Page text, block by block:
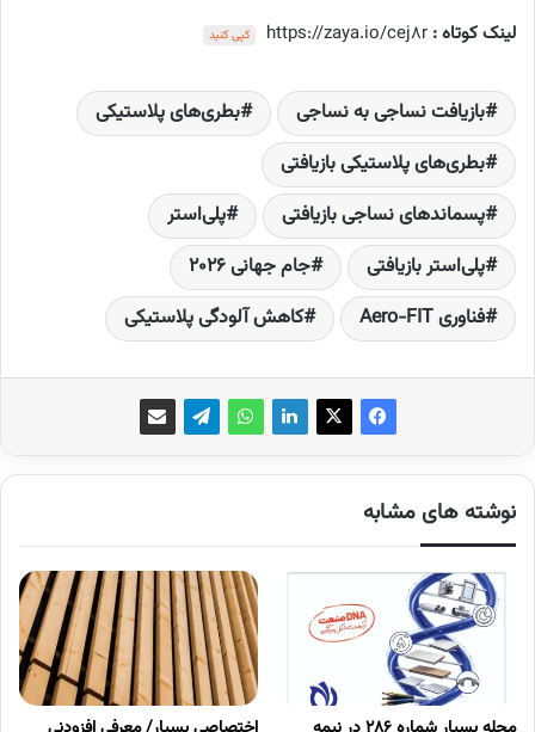
لینک کوتاه : https://zaya.io/cej8r کپی کنید
بازیافت نساجی به نساجی
بطری‌های پلاستیکی
بطری‌های پلاستیکی بازیافتی
پسماندهای نساجی بازیافتی
پلی‌استر
پلی‌استر بازیافتی
جام جهانی ۲۰۲۶
فناوری Aero-FIT
کاهش آلودگی پلاستیکی
نوشته های مشابه